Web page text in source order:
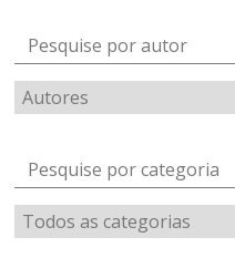
Pesquise por autor
Pesquise por categoria